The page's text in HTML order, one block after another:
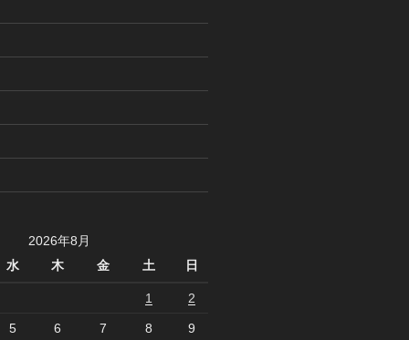
2026年8月
水
木 金 土 日
1 2
5 6 7 8 9